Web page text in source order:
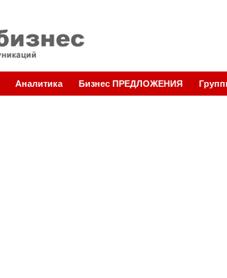
Аналитика Бизнес ПРЕДЛОЖЕНИЯ